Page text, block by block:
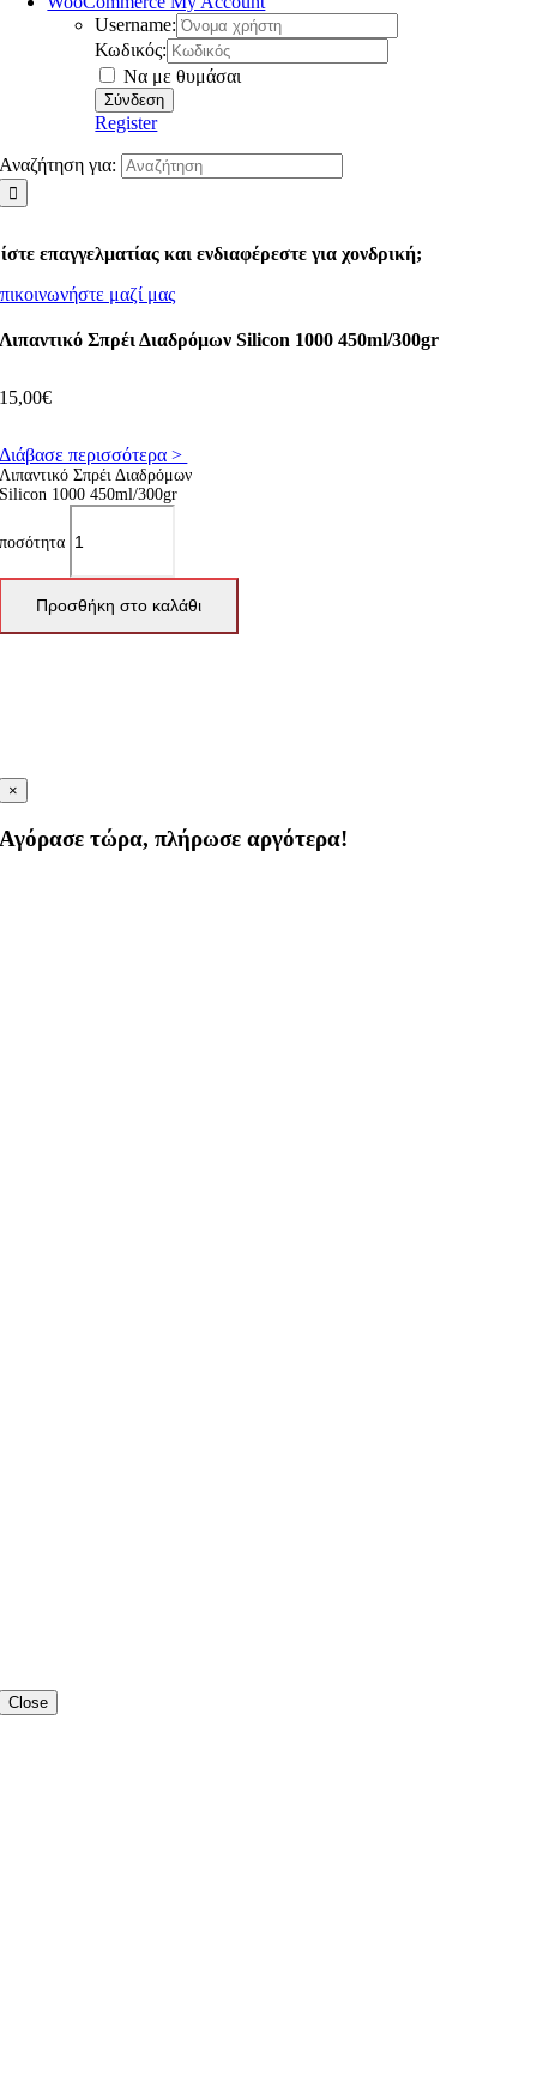
Username:
Κωδικός:
Να με θυμάσαι
Register
Αναζήτηση για:
επαγγελματίας και ενδιαφέρεστε για χονδρική;
μαζί μας
Λιπαντικό Σπρέι Διαδρόμων Silicon 1000 450ml/300gr
15,00€
Διάβασε περισσότερα >
Λιπαντικό Σπρέι Διαδρόμων
Silicon 1000 450ml/300gr
ποσότητα
Προσθήκη στο καλάθι
×
Αγόρασε τώρα, πλήρωσε αργότερα!
Close